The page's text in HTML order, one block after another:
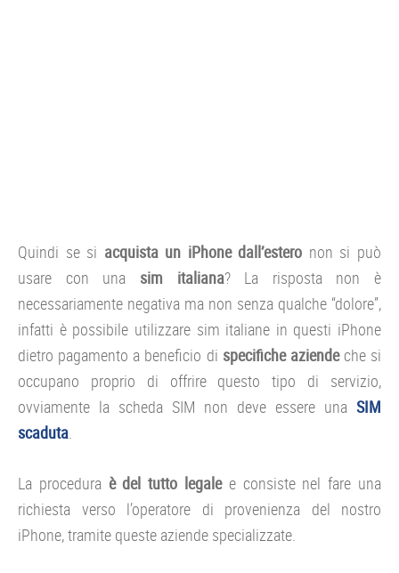
Quindi se si acquista un iPhone dall’estero non si può
usare con una sim italiana? La risposta non è
necessariamente negativa ma non senza qualche “dolore”,
infatti è possibile utilizzare sim italiane in questi iPhone
dietro pagamento a beneficio di specifiche aziendeche si
occupano proprio di offrire questo tipo di servizio,
ovviamente la scheda SIM non deve essere una SIM
scaduta.
La procedura è del tutto legalee consiste nel fare una
richiesta verso l’operatore di provenienza del nostro
iPhone, tramite queste aziende specializzate.